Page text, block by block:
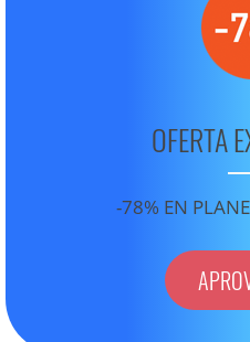
OFERTA
-78% EN